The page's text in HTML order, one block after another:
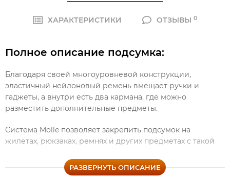
ХАРАКТЕРИСТИКИ ОТЗЫВЫ0
РАЗВЕРНУТЬ ОПИСАНИЕ
Полное описание подсумка:
Благодаря своей многоуровневой конструкции,
эластичный нейлоновый ремень вмещает ручки и
гаджеты, а внутри есть два кармана, где можно
разместить дополнительные предметы.
Система Molle позволяет закрепить подсумок на
жилетах, рюкзаках, ремнях и других предметах с такой
Размеры подсумка составляют 13x10x2 см, а его вес всего